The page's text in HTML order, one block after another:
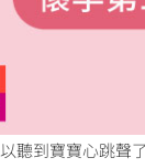
聽到寶寶心跳聲